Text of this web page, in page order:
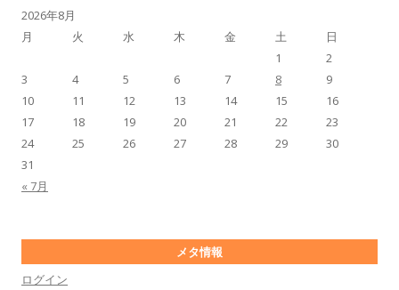
2026年8月
月
火 水 木 金 土 日
« 7月
1
2
3
4 5 6 7 8
9
10
11 12 13 14 15
16
17
18 19 20 21 22
23
24
25 26 27 28 29
30
31
メタ情報
ログイン